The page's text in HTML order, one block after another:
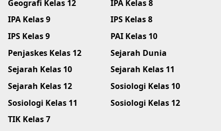
Geografi Kelas 12
IPA Kelas 8
IPA Kelas 9
IPS Kelas 8
IPS Kelas 9
PAI Kelas 10
Penjaskes Kelas 12
Sejarah Dunia
Sejarah Kelas 10
Sejarah Kelas 11
Sejarah Kelas 12
Sosiologi Kelas 10
Sosiologi Kelas 11
Sosiologi Kelas 12
TIK Kelas 7